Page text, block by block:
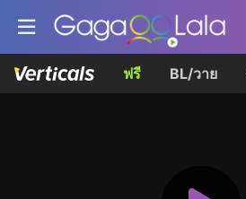
ฟรี BL/วาย